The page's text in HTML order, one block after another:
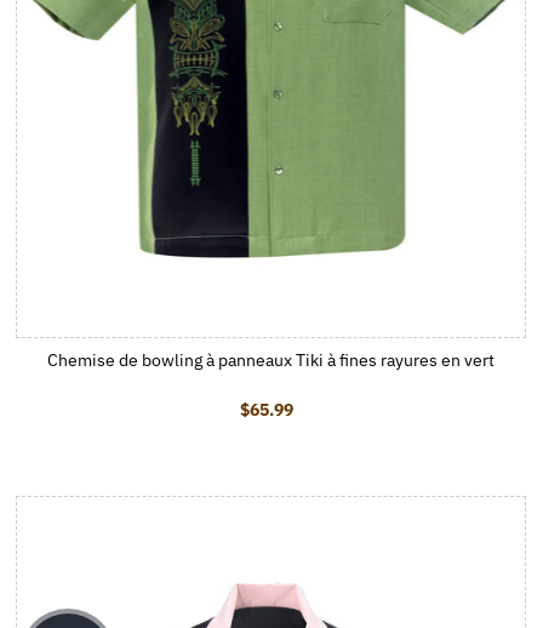
Chemise de bowling à panneaux Tiki à fines rayures en vert
Prix ordinaire
$65.99